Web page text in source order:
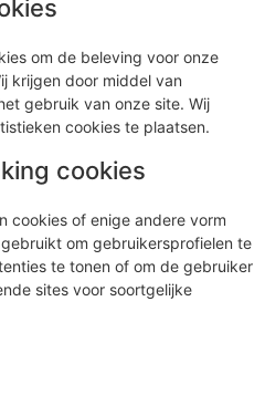
om de beleving voor onze
krijgen door middel van
gebruik van onze site. Wij
cookies te plaatsen.
cookies
cookies of enige andere vorm
om gebruikersprofielen te
te tonen of om de gebruiker
sites voor soortgelijke